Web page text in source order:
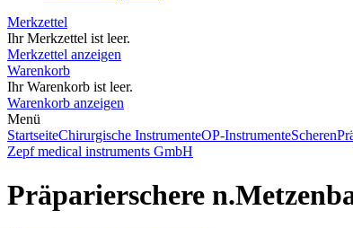
Merkzettel
Ihr Merkzettel ist leer.
Merkzettel anzeigen
Warenkorb
Ihr Warenkorb ist leer.
Warenkorb anzeigen
Menü
StartseiteChirurgische InstrumenteOP-InstrumenteScheren
Zepf medical instruments GmbH
Präparierschere